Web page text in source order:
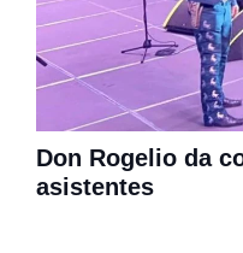
Don Rogelio da
asistentes